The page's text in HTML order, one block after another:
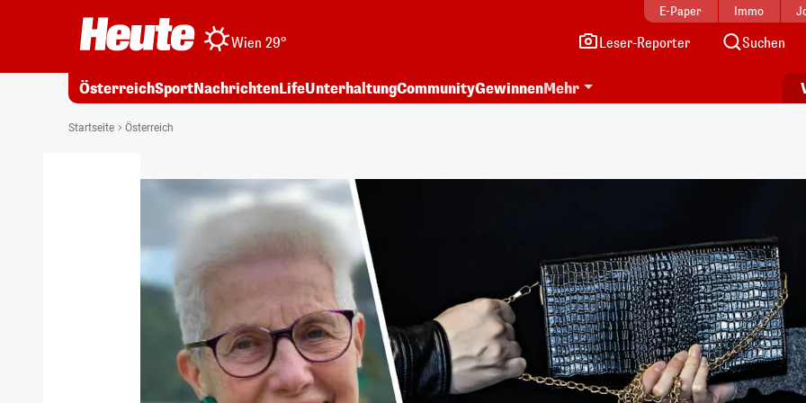
E-Paper Immo
Wien 29° Leser-Reporter Suchen
ÖsterreichSportNachrichtenLifeUnterhaltungCommunityGewinnenMehr
Startseite Österreich